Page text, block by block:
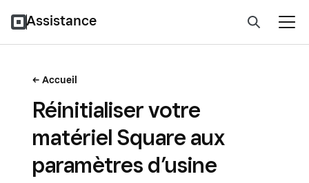
Assistance
Accueil
Réinitialiser votre
matériel Square aux
paramètres d’usine